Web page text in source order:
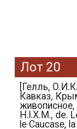
Лот 20
[Гелль,
Кавказ,
живописное,
H.I.X.M., de.
le Caucase,